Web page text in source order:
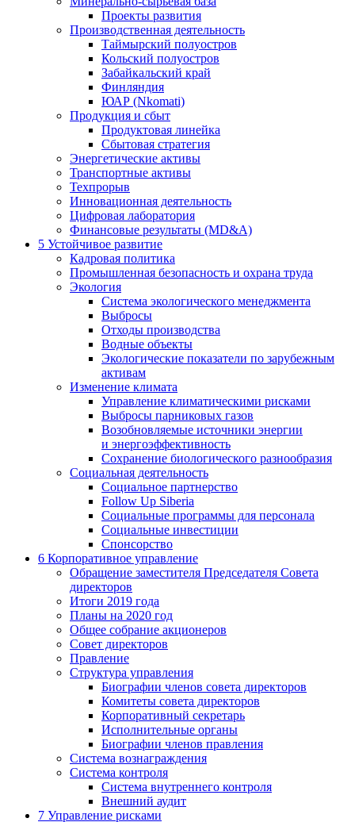
Проекты развития
Производственная деятельность
Таймырский полуостров
Кольский полуостров
Забайкальский край
Финляндия
ЮАР (Nkomati)
Продукция и сбыт
Продуктовая линейка
Сбытовая стратегия
Энергетические активы
Транспортные активы
Техпрорыв
Инновационная деятельность
Цифровая лаборатория
Финансовые результаты (MD&A)
5 Устойчивое развитие
Кадровая политика
Промышленная безопасность и охрана труда
Экология
Система экологического менеджмента
Выбросы
Отходы производства
Водные объекты
Экологические показатели по зарубежным
активам
Изменение климата
Управление климатическими рисками
Выбросы парниковых газов
Возобновляемые источники энергии
и энергоэффективность
Сохранение биологического разнообразия
Социальная деятельность
Социальное партнерство
Follow Up Siberia
Социальные программы для персонала
Социальные инвестиции
Спонсорство
6 Корпоративное управление
Обращение заместителя Председателя Совета
директоров
Итоги 2019 года
Планы на 2020 год
Общее собрание акционеров
Совет директоров
Правление
Структура управления
Биографии членов совета директоров
Комитеты совета директоров
Корпоративный секретарь
Исполнительные органы
Биографии членов правления
Система вознаграждения
Система контроля
Система внутреннего контроля
Внешний аудит
7 Управление рисками